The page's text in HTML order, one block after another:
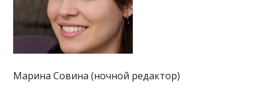
Марина Совина (ночной редактор)